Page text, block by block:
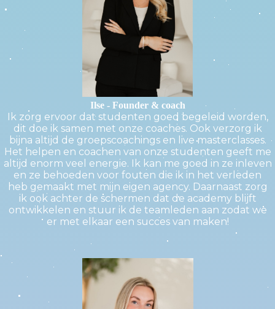
Ilse - Founder & coach
Ik zorg ervoor dat studenten goed begeleid worden,
dit doe ik samen met onze coaches. Ook verzorg ik
bijna altijd de groepscoachings en live masterclasses.
Het helpen en coachen van onze studenten geeft me
altijd enorm veel energie. Ik kan me goed in ze inleven
en ze behoeden voor fouten die ik in het verleden
heb gemaakt met mijn eigen agency. Daarnaast zorg
ik ook achter de schermen dat de academy blijft
ontwikkelen en stuur ik de teamleden aan zodat we
er met elkaar een succes van maken!